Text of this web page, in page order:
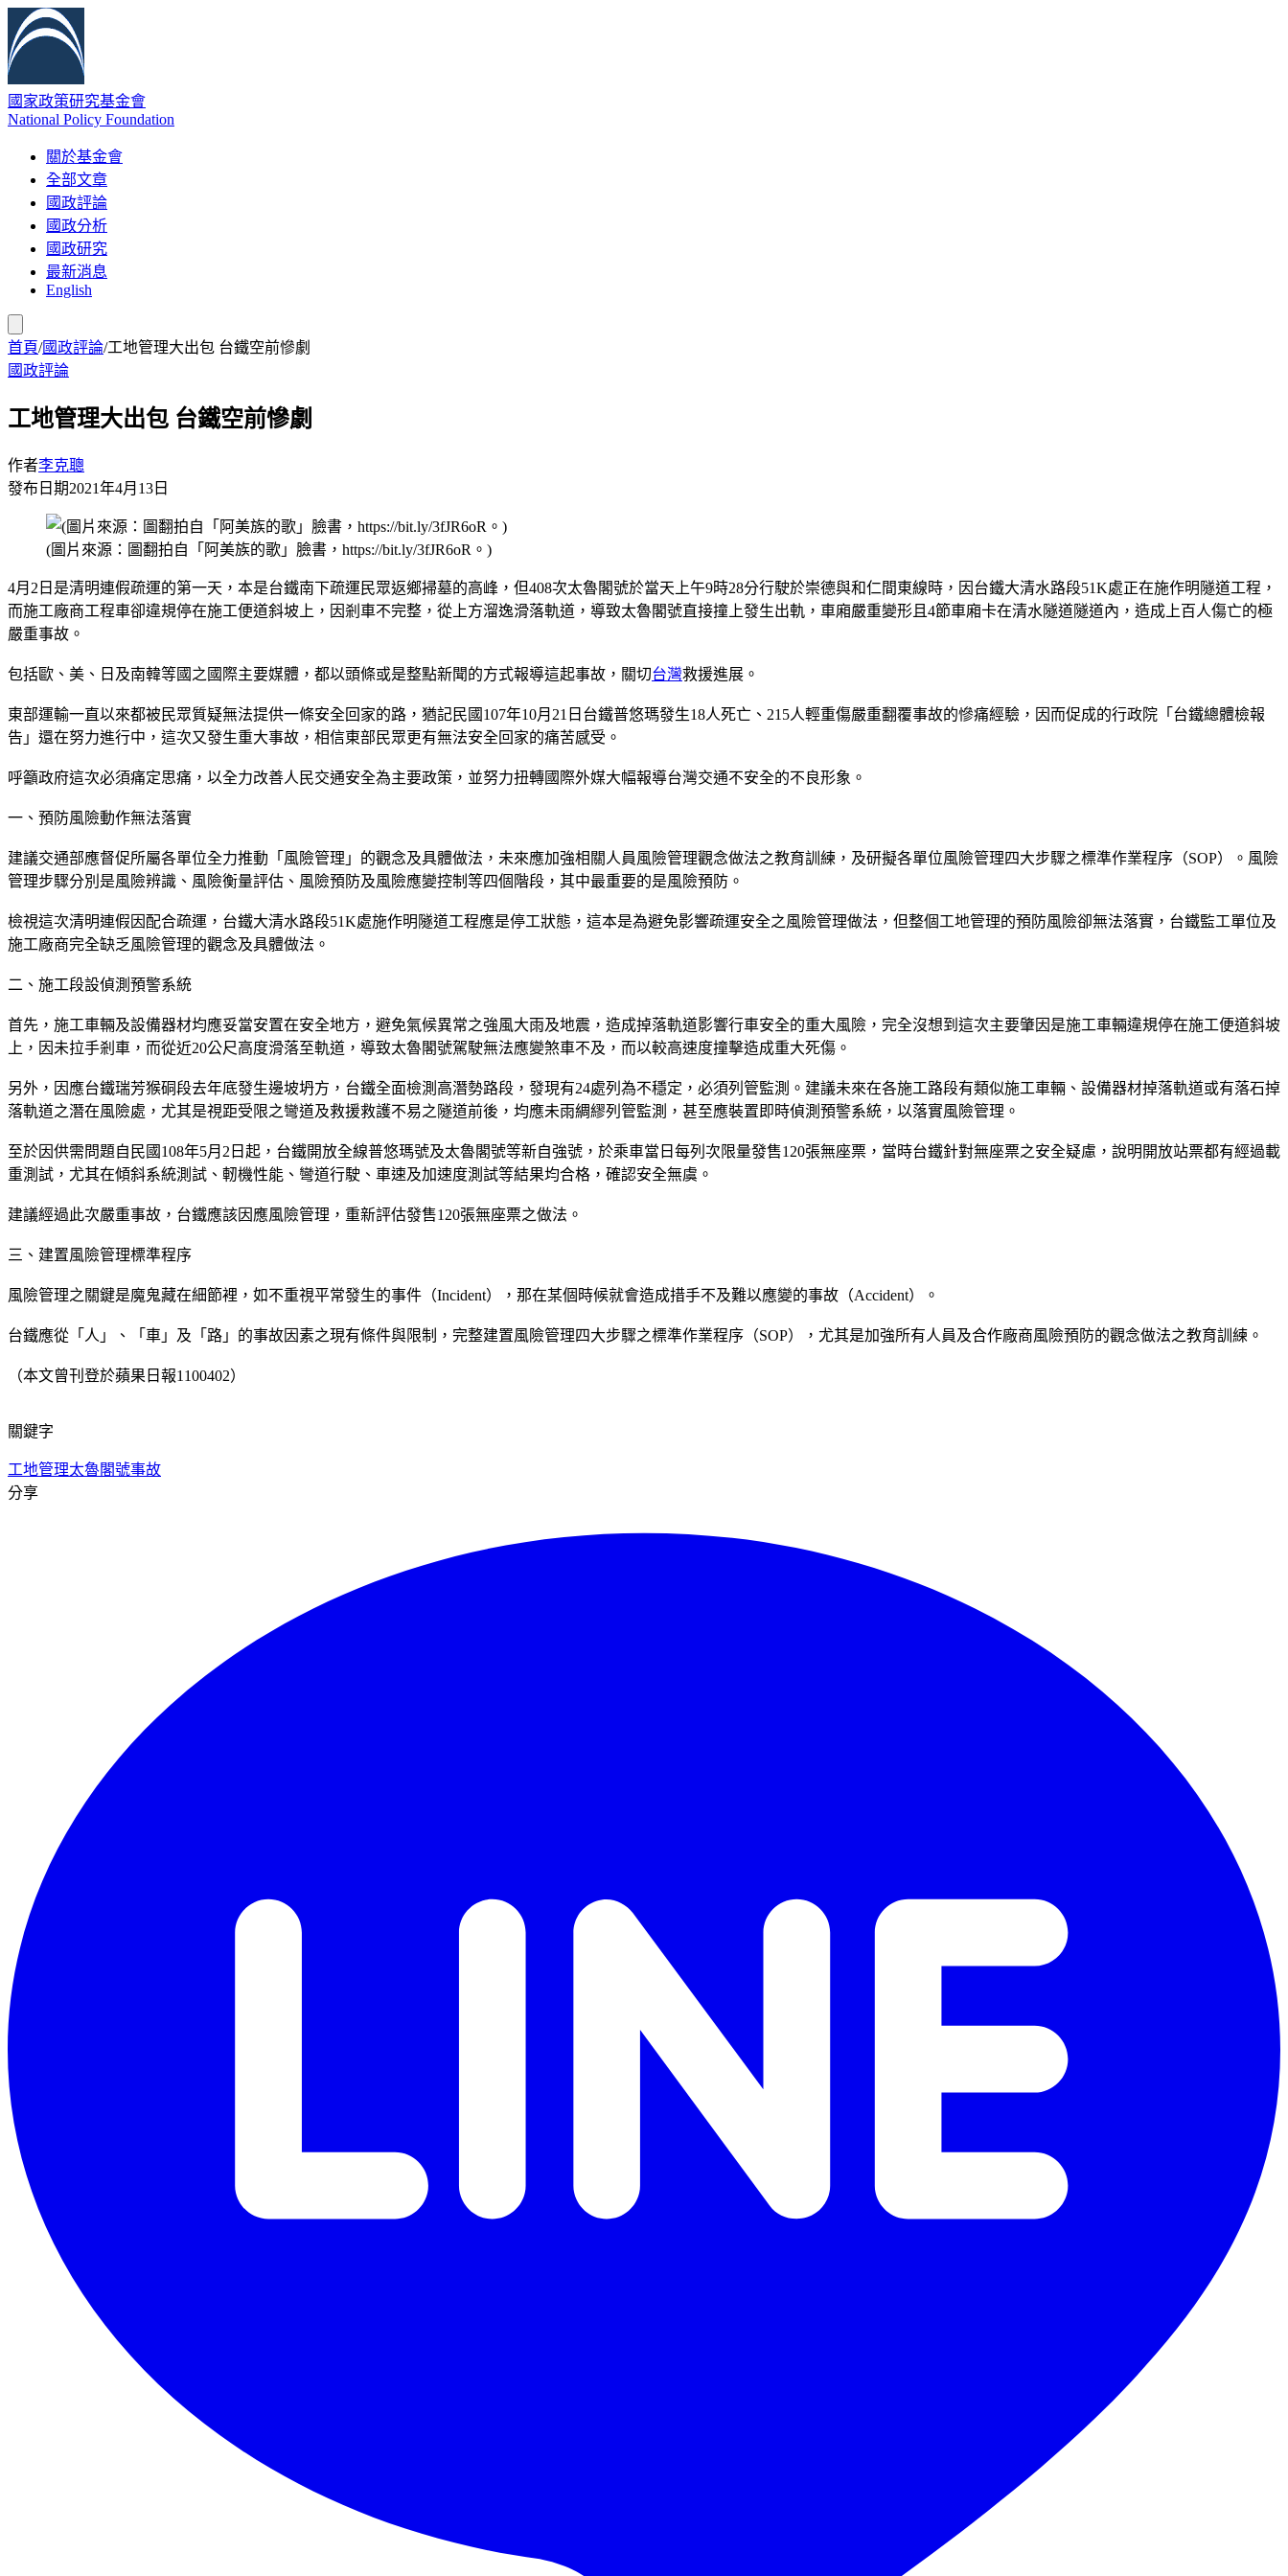
國家政策研究基金會
National Policy Foundation
關於基金會
全部文章
國政評論
國政分析
國政研究
最新消息
English
首頁/國政評論/工地管理大出包 台鐵空前慘劇
國政評論
工地管理大出包 台鐵空前慘劇
作者李克聰
發布日期2021年4月13日
(圖片來源：圖翻拍自「阿美族的歌」臉書，https://bit.ly/3fJR6oR。)
4月2日是清明連假疏運的第一天，本是台鐵南下疏運民眾返鄉掃墓的高峰，但408次太魯閣號於當天上午9時28分行駛於崇德與和仁間東線時，因台鐵大清水路段51K處正在施作明隧道工程，
而施工廠商工程車卻違規停在施工便道斜坡上，因剎車不完整，從上方溜逸滑落軌道，導致太魯閣號直接撞上發生出軌，車廂嚴重變形且4節車廂卡在清水隧道隧道內，造成上百人傷亡的極
嚴重事故。
包括歐、美、日及南韓等國之國際主要媒體，都以頭條或是整點新聞的方式報導這起事故，關切台灣救援進展。
東部運輸一直以來都被民眾質疑無法提供一條安全回家的路，猶記民國107年10月21日台鐵普悠瑪發生18人死亡、215人輕重傷嚴重翻覆事故的慘痛經驗，因而促成的行政院「台鐵總體檢報
告」還在努力進行中，這次又發生重大事故，相信東部民眾更有無法安全回家的痛苦感受。
呼籲政府這次必須痛定思痛，以全力改善人民交通安全為主要政策，並努力扭轉國際外媒大幅報導台灣交通不安全的不良形象。
一、預防風險動作無法落實
建議交通部應督促所屬各單位全力推動「風險管理」的觀念及具體做法，未來應加強相關人員風險管理觀念做法之教育訓練，及研擬各單位風險管理四大步驟之標準作業程序（SOP）。風險
管理步驟分別是風險辨識、風險衡量評估、風險預防及風險應變控制等四個階段，其中最重要的是風險預防。
檢視這次清明連假因配合疏運，台鐵大清水路段51K處施作明隧道工程應是停工狀態，這本是為避免影響疏運安全之風險管理做法，但整個工地管理的預防風險卻無法落實，台鐵監工單位及
施工廠商完全缺乏風險管理的觀念及具體做法。
二、施工段設偵測預警系統
首先，施工車輛及設備器材均應妥當安置在安全地方，避免氣候異常之強風大雨及地震，造成掉落軌道影響行車安全的重大風險，完全沒想到這次主要肇因是施工車輛違規停在施工便道斜坡
上，因未拉手剎車，而從近20公尺高度滑落至軌道，導致太魯閣號駕駛無法應變煞車不及，而以較高速度撞擊造成重大死傷。
另外，因應台鐵瑞芳猴硐段去年底發生邊坡坍方，台鐵全面檢測高潛勢路段，發現有24處列為不穩定，必須列管監測。建議未來在各施工路段有類似施工車輛、設備器材掉落軌道或有落石掉
落軌道之潛在風險處，尤其是視距受限之彎道及救援救護不易之隧道前後，均應未雨綢繆列管監測，甚至應裝置即時偵測預警系統，以落實風險管理。
至於因供需問題自民國108年5月2日起，台鐵開放全線普悠瑪號及太魯閣號等新自強號，於乘車當日每列次限量發售120張無座票，當時台鐵針對無座票之安全疑慮，說明開放站票都有經過載
重測試，尤其在傾斜系統測試、軔機性能、彎道行駛、車速及加速度測試等結果均合格，確認安全無虞。
建議經過此次嚴重事故，台鐵應該因應風險管理，重新評估發售120張無座票之做法。
三、建置風險管理標準程序
風險管理之關鍵是魔鬼藏在細節裡，如不重視平常發生的事件（Incident），那在某個時候就會造成措手不及難以應變的事故（Accident）。
台鐵應從「人」、「車」及「路」的事故因素之現有條件與限制，完整建置風險管理四大步驟之標準作業程序（SOP），尤其是加強所有人員及合作廠商風險預防的觀念做法之教育訓練。
（本文曾刊登於蘋果日報1100402）
關鍵字
工地管理太魯閣號事故
分享